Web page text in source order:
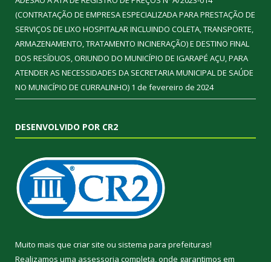
(CONTRATAÇÃO DE EMPRESA ESPECIALIZADA PARA PRESTAÇÃO DE
SERVIÇOS DE LIXO HOSPITALAR INCLUINDO COLETA, TRANSPORTE,
ARMAZENAMENTO, TRATAMENTO INCINERAÇÃO) E DESTINO FINAL
DOS RESÍDUOS, ORIUNDO DO MUNICÍPIO DE IGARAPÉ AÇU, PARA
ATENDER AS NECESSIDADES DA SECRETARIA MUNICIPAL DE SAÚDE
NO MUNICÍPIO DE CURRALINHO) 1 de fevereiro de 2024
DESENVOLVIDO POR CR2
Muito mais que criar site ou sistema para prefeituras!
Realizamos uma assessoria completa, onde garantimos em